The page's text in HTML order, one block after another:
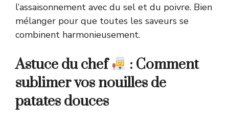
l’assaisonnement avec du sel et du poivre. Bien
mélanger pour que toutes les saveurs se
combinent harmonieusement.
Astuce du chef
: Comment
sublimer vos nouilles de
patates douces